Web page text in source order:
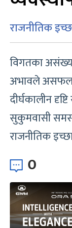
राजनीतिक
विगतका असंख्य
अभावले असफल
दीर्घकालीन
सुकुमवासी
राजनीतिक
0